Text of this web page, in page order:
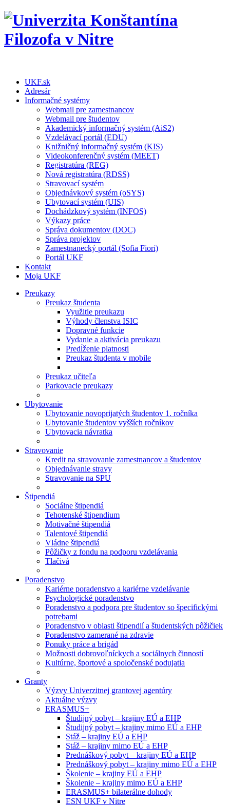
UKF.sk
Adresár
Informačné systémy
Webmail pre zamestnancov
Webmail pre študentov
Akademický informačný systém (AiS2)
Vzdelávací portál (EDU)
Knižničný informačný systém (KIS)
Videokonferenčný systém (MEET)
Registratúra (REG)
Nová registratúra (RDSS)
Stravovací systém
Objednávkový systém (oSYS)
Ubytovací systém (UIS)
Dochádzkový systém (INFOS)
Výkazy práce
Správa dokumentov (DOC)
Správa projektov
Zamestnanecký portál (Sofia Fiori)
Portál UKF
Kontakt
Moja UKF
Preukazy
Preukaz študenta
Využitie preukazu
Výhody členstva ISIC
Dopravné funkcie
Vydanie a aktivácia preukazu
Predĺženie platnosti
Preukaz študenta v mobile
Preukaz učiteľa
Parkovacie preukazy
Ubytovanie
Ubytovanie novoprijatých študentov 1. ročníka
Ubytovanie študentov vyšších ročníkov
Ubytovacia návratka
Stravovanie
Kredit na stravovanie zamestnancov a študentov
Objednávanie stravy
Stravovanie na SPU
Štipendiá
Sociálne štipendiá
Tehotenské štipendium
Motivačné štipendiá
Talentové štipendiá
Vládne štipendiá
Pôžičky z fondu na podporu vzdelávania
Tlačivá
Poradenstvo
Kariérne poradenstvo a kariérne vzdelávanie
Psychologické poradenstvo
Poradenstvo a podpora pre študentov so špecifickými
potrebami
Poradenstvo v oblasti štipendií a študentských pôžičiek
Poradenstvo zamerané na zdravie
Ponuky práce a brigád
Možnosti dobrovoľníckych a sociálnych činností
Kultúrne, športové a spoločenské podujatia
Granty
Výzvy Univerzitnej grantovej agentúry
Aktuálne výzvy
ERASMUS+
Študijný pobyt – krajiny EÚ a EHP
Študijný pobyt – krajiny mimo EÚ a EHP
Stáž – krajiny EÚ a EHP
Stáž – krajiny mimo EÚ a EHP
Prednáškový pobyt – krajiny EÚ a EHP
Prednáškový pobyt – krajiny mimo EÚ a EHP
Školenie – krajiny EÚ a EHP
Školenie – krajiny mimo EÚ a EHP
ERASMUS+ bilaterálne dohody
ESN UKF v Nitre